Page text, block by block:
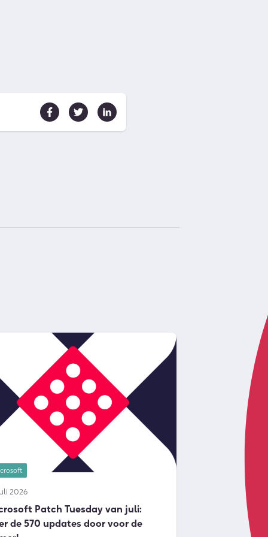
2026
Patch Tuesday van juli:
de 570 updates door voor de